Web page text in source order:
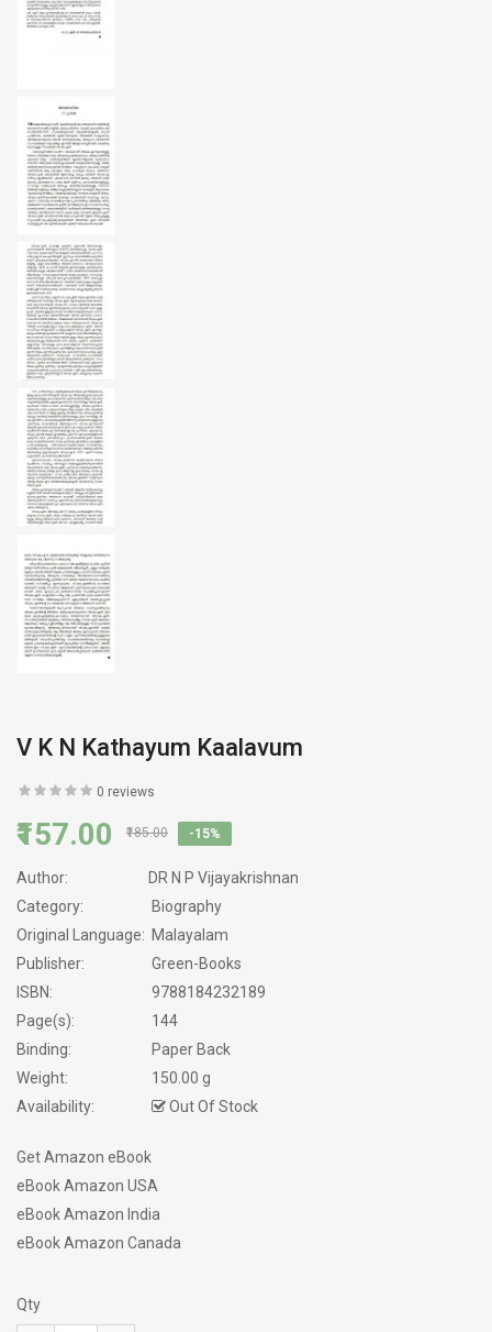
V K N Kathayum Kaalavum
0 reviews
₹157.00 ₹185.00 -15%
Author:
DR N P Vijayakrishnan
Category:
Biography
Original Language: Malayalam
Publisher:
Green-Books
ISBN:
9788184232189
Page(s):
144
Binding:
Paper Back
Weight:
150.00 g
Availability:
Out Of Stock
Get Amazon eBook
eBook Amazon USA
eBook Amazon India
eBook Amazon Canada
Qty